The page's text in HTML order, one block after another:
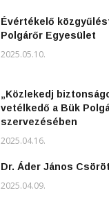
Évértékelő
Polgárőr Egyesület
2025.05.10.
„Közlekedj
vetélkedő a Bük
szervezésében
2025.04.16.
Dr. Áder János
2025.04.09.